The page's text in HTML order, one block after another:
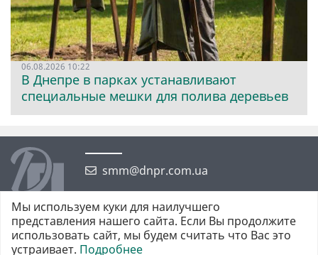
06.08.2026 10:22
В Днепре в парках устанавливают
специальные мешки для полива деревьев
smm@dnpr.com.ua
Мы используем куки для наилучшего
представления нашего сайта. Если Вы продолжите
использовать сайт, мы будем считать что Вас это
устраивает. Подробнее